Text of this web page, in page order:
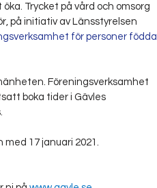
Trycket på vård och omsorg
på initiativ av Länsstyrelsen
för personer födda
Föreningsverksamhet
boka tider i Gävles
17 januari 2021.